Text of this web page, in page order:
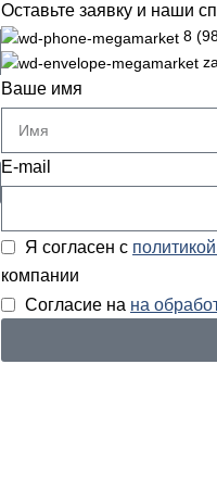
Оставьте заявку и наши
8
Ваше имя
E-mail
Я согласен с
компании
Согласие на на